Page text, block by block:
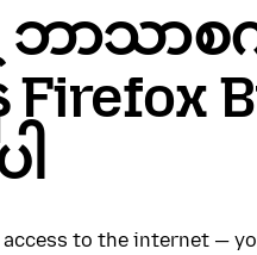
ာသာစက
access to the internet —